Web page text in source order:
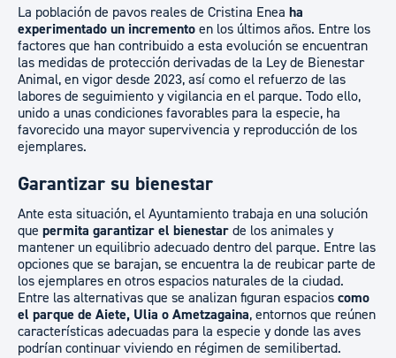
La población de pavos reales de Cristina Enea ha
experimentado un incremento en los últimos años. Entre los
factores que han contribuido a esta evolución se encuentran
las medidas de protección derivadas de la Ley de Bienestar
Animal, en vigor desde 2023, así como el refuerzo de las
labores de seguimiento y vigilancia en el parque. Todo ello,
unido a unas condiciones favorables para la especie, ha
favorecido una mayor supervivencia y reproducción de los
ejemplares.
Garantizar su bienestar
Ante esta situación, el Ayuntamiento trabaja en una solución
que permita garantizar el bienestar de los animales y
mantener un equilibrio adecuado dentro del parque. Entre las
opciones que se barajan, se encuentra la de reubicar parte de
los ejemplares en otros espacios naturales de la ciudad.
Entre las alternativas que se analizan figuran espacios como
el parque de Aiete, Ulia o Ametzagaina, entornos que reúnen
características adecuadas para la especie y donde las aves
podrían continuar viviendo en régimen de semilibertad.